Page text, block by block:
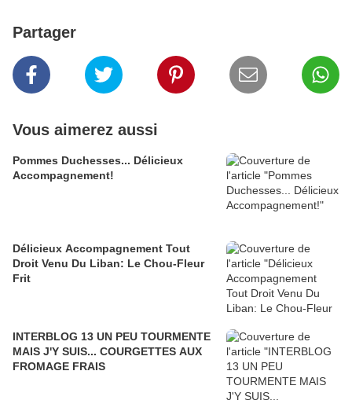
Partager
Vous aimerez aussi
Pommes Duchesses... Délicieux
Accompagnement!
Délicieux Accompagnement Tout
Droit Venu Du Liban: Le Chou-Fleur
Frit
INTERBLOG 13 UN PEU TOURMENTE
MAIS J'Y SUIS... COURGETTES AUX
FROMAGE FRAIS